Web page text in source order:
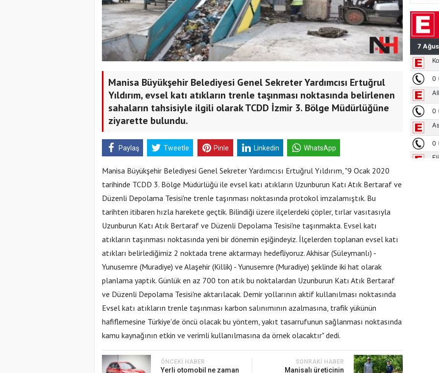
Manisa Büyükşehir Belediyesi Genel Sekreter Yardımcısı Ertuğrul
Yıldırım, evsel katı atıkların trenle taşınması noktasında belirlenen
sahaların tahsisiyle ilgili olarak TCDD İzmir 3. Bölge Müdürlüğüne
ziyarette bulundu.
Paylaş Tweetle Pinle Linkedin WhatsApp
Manisa Büyükşehir Belediyesi Genel Sekreter Yardımcısı Ertuğrul Yıldırım, "9 Ocak 2020
tarihinde TCDD 3. Bölge Müdürlüğü ile evsel katı atıkların Uzunburun Katı Atık Bertaraf ve
Düzenli Depolama Tesisi'ne trenle taşınması noktasında protokol imzalamıştık. Bu
tarihten itibaren hızla harekete geçtik. Bilindiği üzere ilçelerdeki çöpler, tırlar vasıtasıyla
Uzunburun Katı Atık Bertaraf ve Düzenli Depolama Tesisi'ne taşınmakta. Evsel katı
atıkların taşınması noktasında yeni bir dönemin eşiğindeyiz. İlçelerden toplanan evsel katı
atıkları belirlediğimiz 2 noktada trene aktarmayı hedefliyoruz. Akhisar (Süleymanlı) -
Yunusemre (Muradiye) ve Alaşehir (Killik) - Yunusemre (Muradiye) şeklinde iki hat olarak
planlama yaptık. Günlük en az 700 ton atık bu noktalardan Uzunburun Katı Atık Bertaraf
ve Düzenli Depolama Tesisi'ne aktarılacak. Demir yollarının aktif kullanılması noktasında
Evsel katı atıkların trenle taşınması karbon salınımının azalmasına, trafik yükünün
hafiflemesine Türkiye'de öncü olacak bu yöntem, yakıt tasarrufunun sağlanması noktasında
kamu kaynağının etkin ve verimli kullanılmasına da örnek olacaktır" dedi.
ÖNCEKI HABER
Yerli otomobil ne zaman
SONRAKI HABER
Manisalı üreticinin